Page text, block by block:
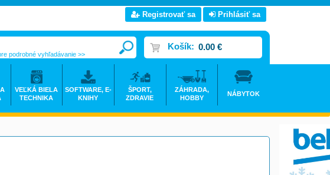
Registrovať sa Prihlásiť sa
Košík: 0.00 €
podrobné vyhľadávanie >>
VEĽKÁ BIELA
TECHNIKA
SOFTWARE, E-
KNIHY
ŠPORT,
ZDRAVIE
ZÁHRADA,
HOBBY
NÁBYTOK